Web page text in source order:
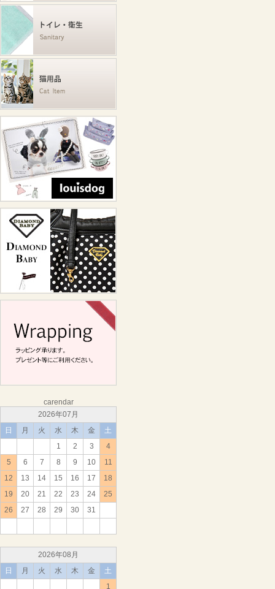
carendar
2026年07月
日
月 火 水 木 金
土
1
2 3
4
5
6 7 8 9 10
11
12
13 14 15 16 17
18
19
20 21 22 23 24
25
26
27 28 29 30 31
2026年08月
日
月 火 水 木 金
土
1